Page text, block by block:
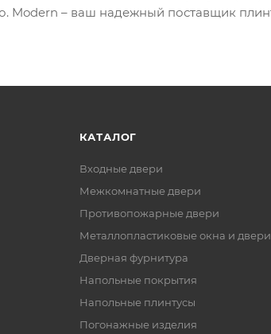
Modern – ваш надежный поставщик
КАТАЛОГ
Входные двери
Межкомнатные двери
Противопожарные двери
Металлопластиковые окна и двери
Дверная фурнитура
Напольные покрытия
Напольные плинтусы
Погонажные изделия